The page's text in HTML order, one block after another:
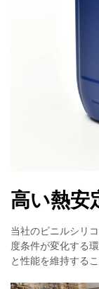
高い熱安
当社のビニルシリ
度条件が変化する
と性能を維持する